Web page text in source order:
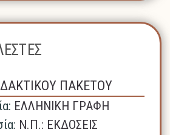
ΠΑΚΕΤΟΥ
ΕΛΛΗΝΙΚΗ ΓΡΑΦΗ
N.Π.: ΕΚΔΟΣΕΙΣ